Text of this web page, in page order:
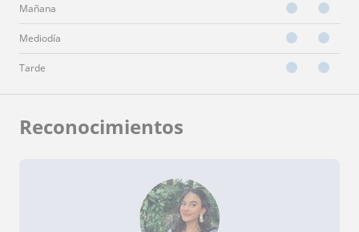
Mañana
Mediodía
Tarde
Reconocimientos